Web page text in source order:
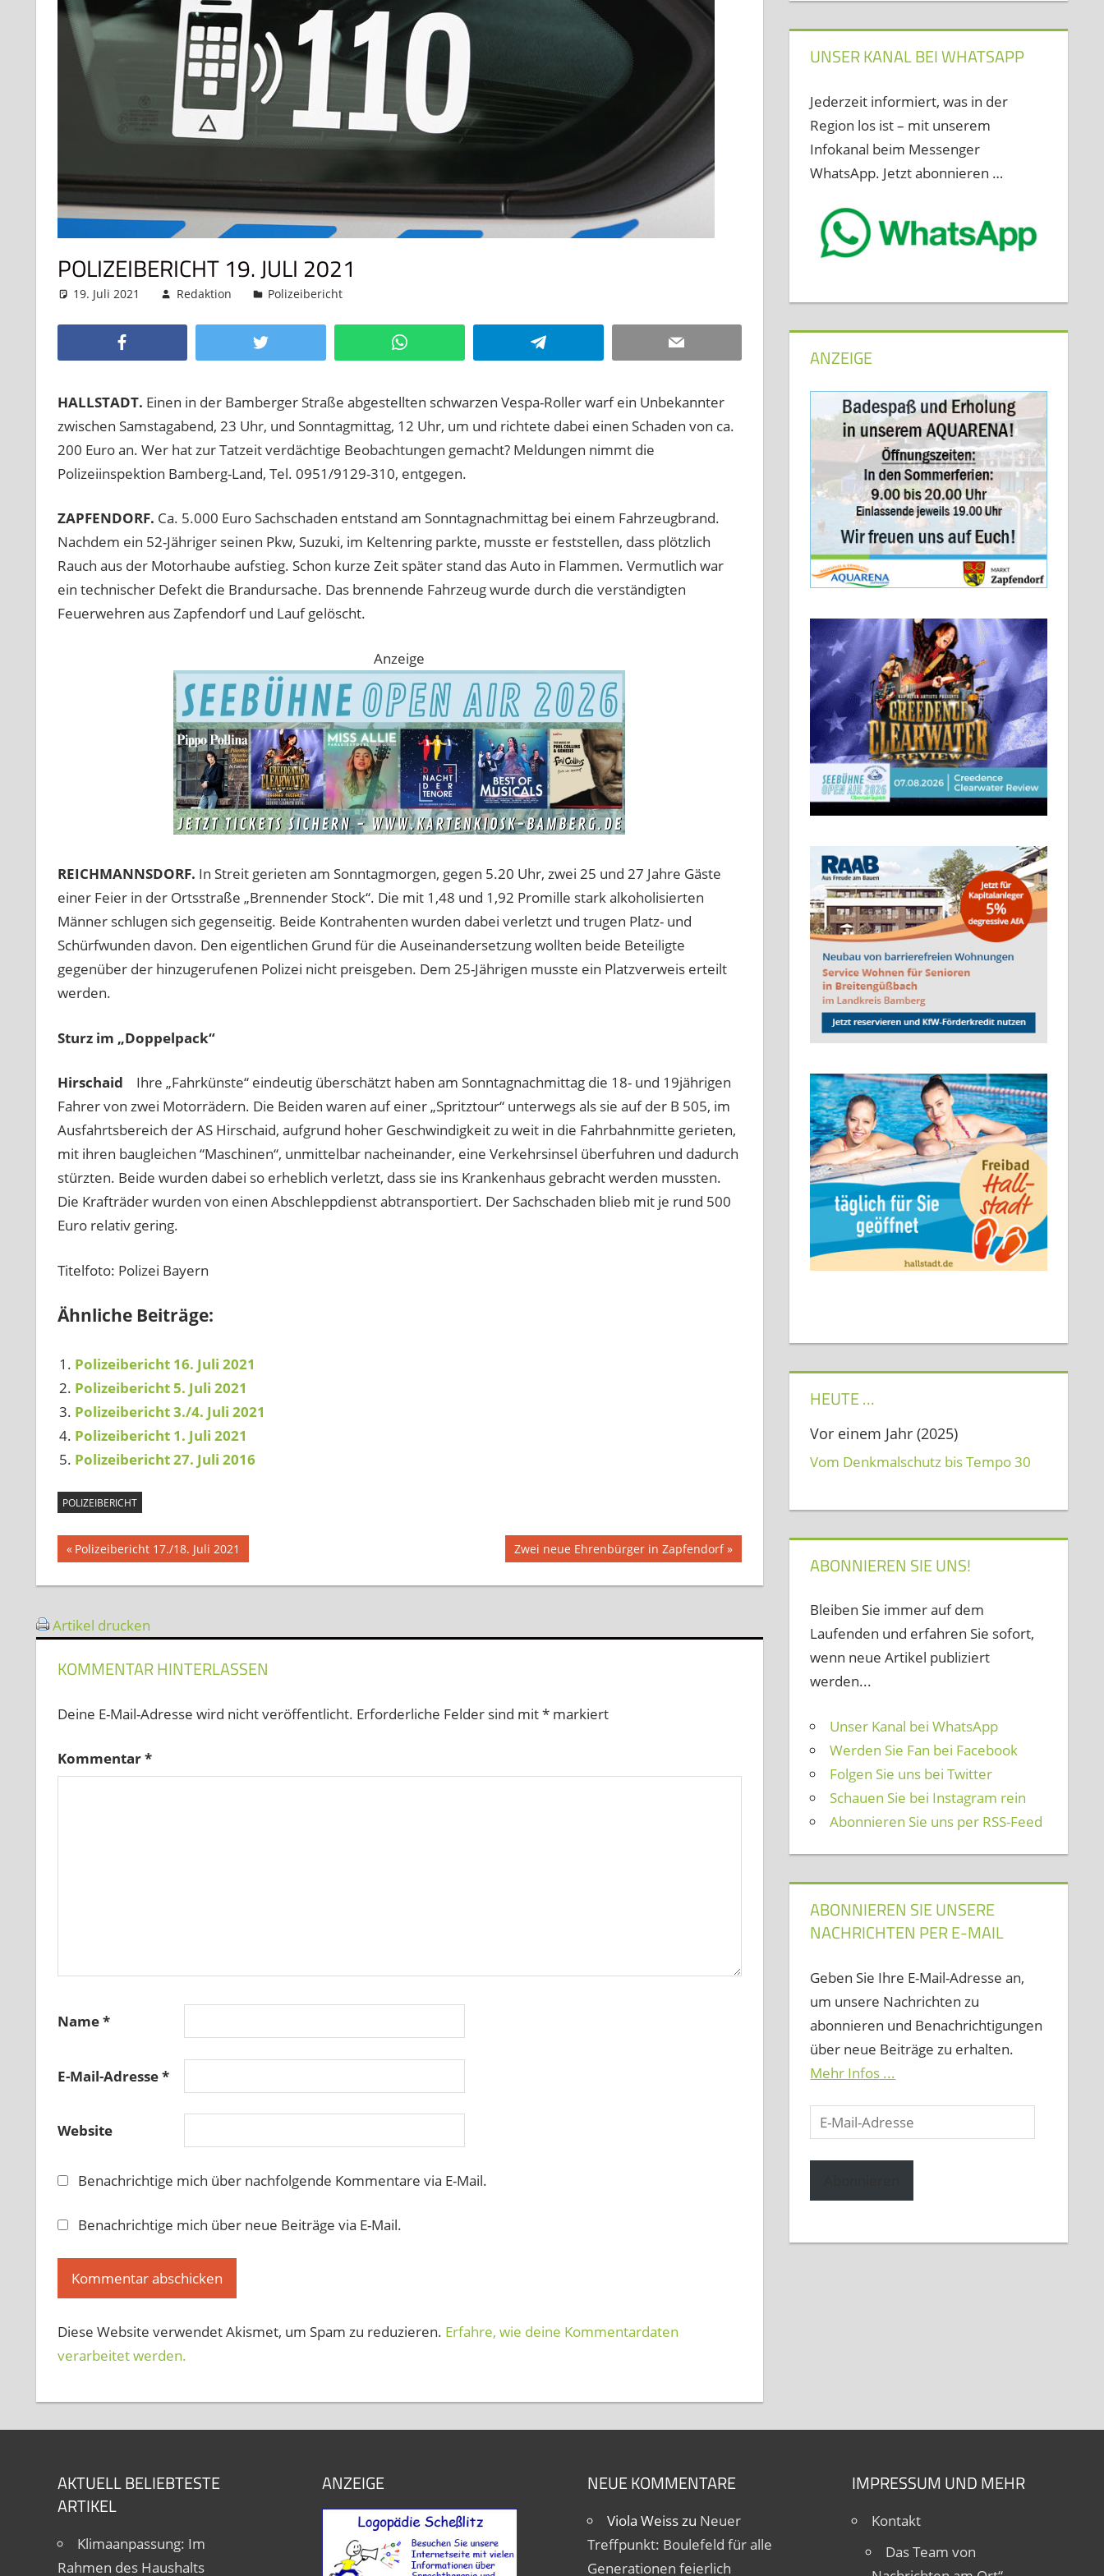
POLIZEIBERICHT 19. JULI 2021
19. Juli 2021 Redaktion Polizeibericht
Twitter WhatsApp Telegram Email
HALLSTADT. Einen in der Bamberger Straße abgestellten schwarzen Vespa-Roller warf ein Unbekannter
zwischen Samstagabend, 23 Uhr, und Sonntagmittag, 12 Uhr, um und richtete dabei einen Schaden von ca.
200 Euro an. Wer hat zur Tatzeit verdächtige Beobachtungen gemacht? Meldungen nimmt die
Polizeiinspektion Bamberg-Land, Tel. 0951/9129-310, entgegen.
ZAPFENDORF. Ca. 5.000 Euro Sachschaden entstand am Sonntagnachmittag bei einem Fahrzeugbrand.
Nachdem ein 52-Jähriger seinen Pkw, Suzuki, im Keltenring parkte, musste er feststellen, dass plötzlich
Rauch aus der Motorhaube aufstieg. Schon kurze Zeit später stand das Auto in Flammen. Vermutlich war
ein technischer Defekt die Brandursache. Das brennende Fahrzeug wurde durch die verständigten
Feuerwehren aus Zapfendorf und Lauf gelöscht.
Anzeige
REICHMANNSDORF. In Streit gerieten am Sonntagmorgen, gegen 5.20 Uhr, zwei 25 und 27 Jahre Gäste
einer Feier in der Ortsstraße „Brennender Stock“. Die mit 1,48 und 1,92 Promille stark alkoholisierten
Männer schlugen sich gegenseitig. Beide Kontrahenten wurden dabei verletzt und trugen Platz- und
Schürfwunden davon. Den eigentlichen Grund für die Auseinandersetzung wollten beide Beteiligte
gegenüber der hinzugerufenen Polizei nicht preisgeben. Dem 25-Jährigen musste ein Platzverweis erteilt
werden.
Sturz im „Doppelpack“
Hirschaid Ihre „Fahrkünste“ eindeutig überschätzt haben am Sonntagnachmittag die 18- und 19jährigen
Fahrer von zwei Motorrädern. Die Beiden waren auf einer „Spritztour“ unterwegs als sie auf der B 505, im
Ausfahrtsbereich der AS Hirschaid, aufgrund hoher Geschwindigkeit zu weit in die Fahrbahnmitte gerieten,
mit ihren baugleichen “Maschinen“, unmittelbar nacheinander, eine Verkehrsinsel überfuhren und dadurch
stürzten. Beide wurden dabei so erheblich verletzt, dass sie ins Krankenhaus gebracht werden mussten.
Die Krafträder wurden von einen Abschleppdienst abtransportiert. Der Sachschaden blieb mit je rund 500
Euro relativ gering.
Titelfoto: Polizei Bayern
Ähnliche Beiträge:
Polizeibericht 16. Juli 2021
Polizeibericht 5. Juli 2021
Polizeibericht 3./4. Juli 2021
Polizeibericht 1. Juli 2021
Polizeibericht 27. Juli 2016
POLIZEIBERICHT
Beitragsnavigation
Vorheriger
Beitrag:
Polizeibericht 17./18. Juli 2021
Nächster
Beitrag:
Zwei neue Ehrenbürger in Zapfendorf
Artikel drucken
KOMMENTAR HINTERLASSEN
Deine E-Mail-Adresse wird nicht veröffentlicht. Erforderliche Felder sind mit*markiert
Kommentar*
Name*
E-Mail-Adresse*
Website
Benachrichtige mich über nachfolgende Kommentare via E-Mail.
Benachrichtige mich über neue Beiträge via E-Mail.
Diese Website verwendet Akismet, um Spam zu reduzieren. Erfahre, wie deine Kommentardaten
verarbeitet werden.
UNSER KANAL BEI WHATSAPP
Jederzeit informiert, was in der
Region los ist – mit unserem
Infokanal beim Messenger
WhatsApp. Jetzt abonnieren …
ANZEIGE
HEUTE …
Vor einem Jahr (2025)
Vom Denkmalschutz bis Tempo 30
ABONNIEREN SIE UNS!
Bleiben Sie immer auf dem
Laufenden und erfahren Sie sofort,
wenn neue Artikel publiziert
werden...
Unser Kanal bei WhatsApp
Werden Sie Fan bei Facebook
Folgen Sie uns bei Twitter
Schauen Sie bei Instagram rein
Abonnieren Sie uns per RSS-Feed
ABONNIEREN SIE UNSERE
NACHRICHTEN PER E-MAIL
Geben Sie Ihre E-Mail-Adresse an,
um unsere Nachrichten zu
abonnieren und Benachrichtigungen
über neue Beiträge zu erhalten.
Mehr Infos ...
E-
Mail-
Adresse
AKTUELL BELIEBTESTE
ARTIKEL
Klimaanpassung: Im
Rahmen des Haushalts
ANZEIGE NEUE KOMMENTARE
Viola Weisszu Neuer
Treffpunkt: Boulefeld für alle
Generationen feierlich
IMPRESSUM UND MEHR
Kontakt
Das Team von